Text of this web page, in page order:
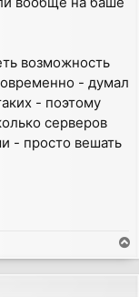
возможность
- думал
- поэтому
серверов
- просто вешать
o
p